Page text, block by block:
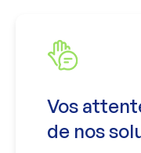
Vos
de nos